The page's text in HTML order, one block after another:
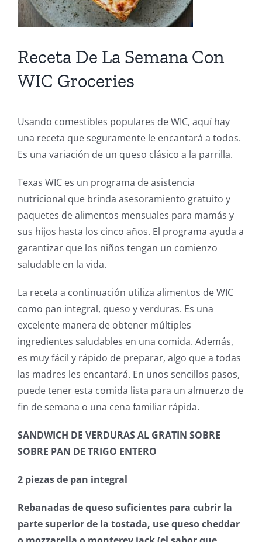
Receta De La Semana Con
WIC Groceries
Usando comestibles populares de WIC, aquí hay
una receta que seguramente le encantará a todos.
Es una variación de un queso clásico a la parrilla.
Texas WIC es un programa de asistencia
nutricional que brinda asesoramiento gratuito y
paquetes de alimentos mensuales para mamás y
sus hijos hasta los cinco años. El programa ayuda a
garantizar que los niños tengan un comienzo
saludable en la vida.
La receta a continuación utiliza alimentos de WIC
como pan integral, queso y verduras. Es una
excelente manera de obtener múltiples
ingredientes saludables en una comida. Además,
es muy fácil y rápido de preparar, algo que a todas
las madres les encantará. En unos sencillos pasos,
puede tener esta comida lista para un almuerzo de
fin de semana o una cena familiar rápida.
SANDWICH DE VERDURAS AL GRATIN SOBRE
SOBRE PAN DE TRIGO ENTERO
2 piezas de pan integral
Rebanadas de queso suficientes para cubrir la
parte superior de la tostada, use queso cheddar